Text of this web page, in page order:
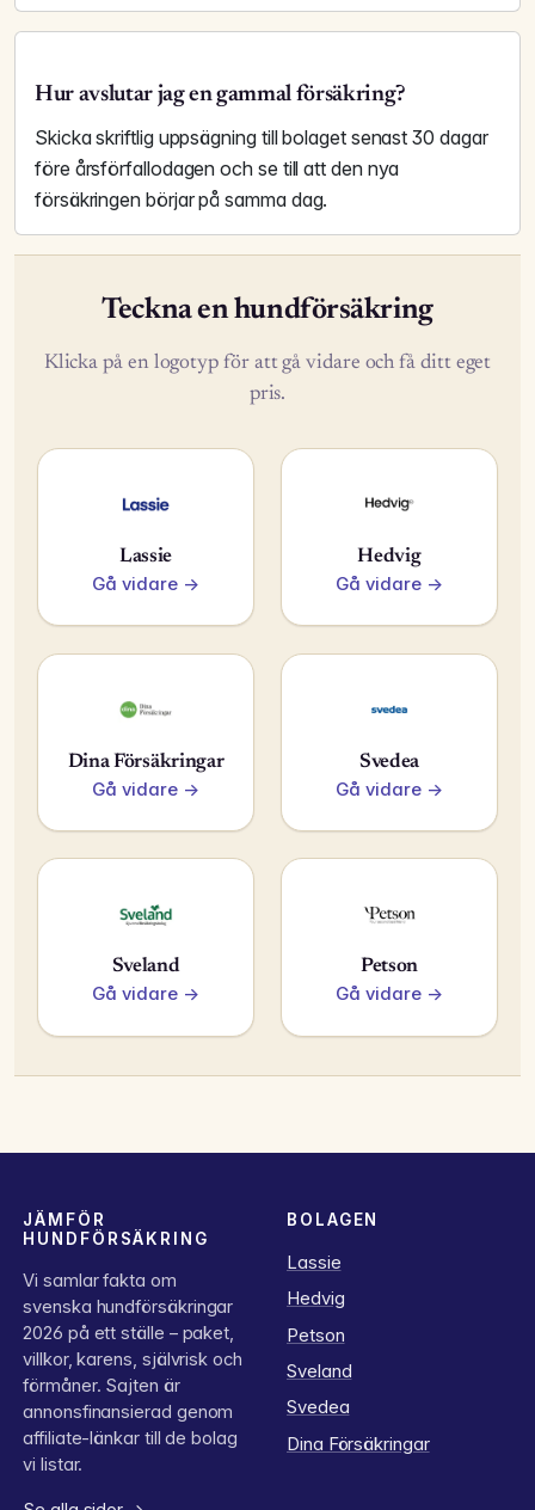
Hur avslutar jag en gammal försäkring?
Skicka skriftlig uppsägning till bolaget senast 30 dagar
före årsförfallodagen och se till att den nya
försäkringen börjar på samma dag.
Teckna en hundförsäkring
Klicka på en logotyp för att gå vidare och få ditt eget
pris.
Lassie
Gå vidare →
Hedvig
Gå vidare →
Dina Försäkringar
Gå vidare →
Svedea
Gå vidare →
Sveland
Gå vidare →
Petson
Gå vidare →
JÄMFÖR
HUNDFÖRSÄKRING
Vi samlar fakta om
svenska hundförsäkringar
2026 på ett ställe – paket,
villkor, karens, självrisk och
förmåner. Sajten är
annonsfinansierad genom
affiliate-länkar till de bolag
vi listar.
BOLAGEN
Lassie
Hedvig
Petson
Sveland
Svedea
Dina Försäkringar